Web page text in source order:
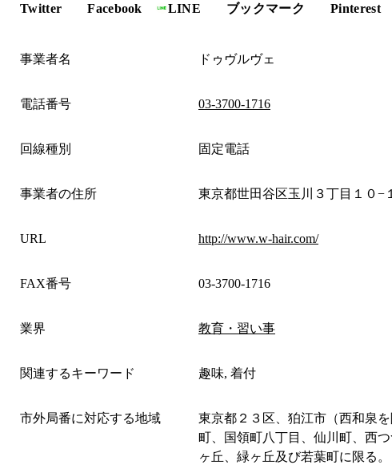
Twitter Facebook LINE ブックマーク Pinterest
事業者名 ドゥヴルヴェ
電話番号 03-3700-1716
回線種別 固定電話
事業者の住所 東京都世田谷区玉川３丁目１０−
URL http://www.w-hair.com/
FAX番号 03-3700-1716
業界 教育・習い事
関連するキーワード 趣味, 着付
市外局番に対応する地域
東京都２３区、狛江市（西和泉
町、国領町八丁目、仙川町、西
ヶ丘、緑ヶ丘及び若葉町に限る